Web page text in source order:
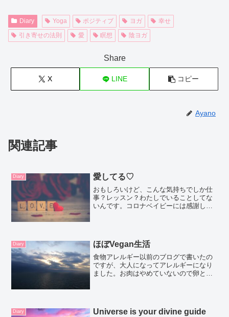
Diary Yoga ポジティブ ヨガ
幸せ
引き寄せの法則
愛 瞑想 陰ヨガ
Share
X LINE コピー
Ayano
関連記事
Diary 愛してる♡
おもしろいけど、こんな気持ちでしか仕
事？レッスン？わたしでいることしてな
いんです。コロナベイビーには感謝しか
らいなくなるあなた自...
Diary ほぼVegan生活
食物アレルギー以前のブログで書いたの
ですが、大人になってアレルギーになり
ました。お肉はやめていないので卵と牛
Diary Universe is your divine guide